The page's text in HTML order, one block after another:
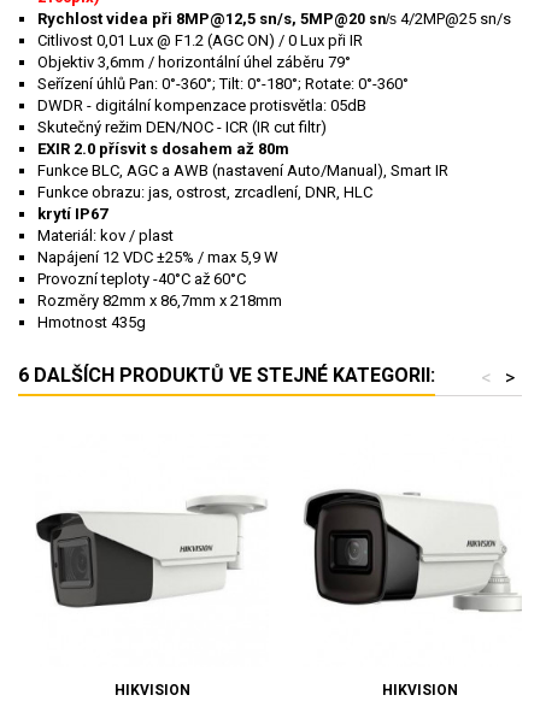
Rychlost videa při 8MP@12,5 sn/s, 5MP@20 sn/s 4/2MP@25 sn/s
Citlivost 0,01 Lux @ F1.2 (AGC ON) / 0 Lux při IR
Objektiv 3,6mm / horizontální úhel záběru 79°
Seřízení úhlů Pan: 0°-360°; Tilt: 0°-180°; Rotate: 0°-360°
DWDR - digitální kompenzace protisvětla: 05dB
Skutečný režim DEN/NOC - ICR (IR cut filtr)
EXIR 2.0 přísvit s dosahem až 80m
Funkce BLC, AGC a AWB (nastavení Auto/Manual), Smart IR
Funkce obrazu: jas, ostrost, zrcadlení, DNR, HLC
krytí IP67
Materiál: kov / plast
Napájení 12 VDC ±25% / max 5,9 W
Provozní teploty -40°C až 60°C
Rozměry 82mm x 86,7mm x 218mm
Hmotnost 435g
6 DALŠÍCH PRODUKTŮ VE STEJNÉ KATEGORII: >
<
HIKVISION HIKVISION